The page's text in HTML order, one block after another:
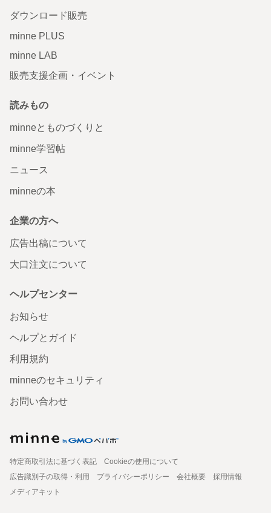
ダウンロード販売
minne PLUS
minne LAB
販売支援企画・イベント
読みもの
minneとものづくりと
minne学習帖
ニュース
minneの本
企業の方へ
広告出稿について
大口注文について
ヘルプセンター
お知らせ
ヘルプとガイド
利用規約
minneのセキュリティ
お問い合わせ
特定商取引法に基づく表記
Cookieの使用について
広告識別子の取得・利用
プライバシーポリシー 会社概要
採用情報
メディアキット